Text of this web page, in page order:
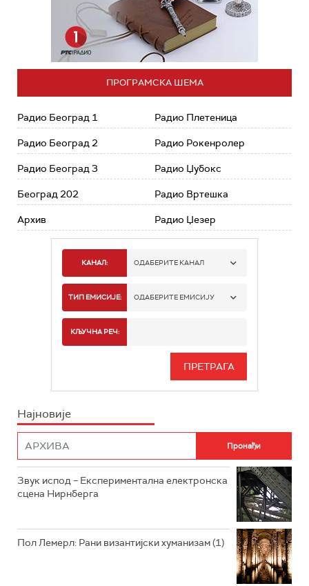
ПРОГРАМСКА ШЕМА
Радио Београд 1
Радио Београд 2
Радио Београд 3
Београд 202
Архив
Радио Плетеница
Радио Рокенролер
Радио Џубокс
Радио Вртешка
Радио Џезер
КАНАЛ: ОДАБЕРИТЕ КАНАЛ
РАДИО БЕОГРАД 1
РАДИО БЕОГРАД 3
РАДИО РОКЕНРОЛЕР
ТИП ЕМИСИЈЕ: ОДАБЕРИТЕ ЕМИСИЈУ
ИНФО
КЉУЧНА РЕЧ:
Најновије
Звук испод – Експериментална електронска
сцена Нирнберга
Пол Лемерл: Рани византијски хуманизам (1)